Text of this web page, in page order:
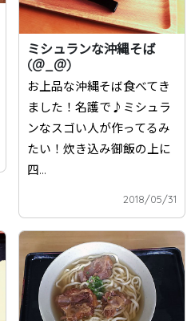
ミシュランな沖縄そば
(@_@)
お上品な沖縄そば食べてき
ました！名護で♪ミシュラ
ンなスゴい人が作ってるみ
たい！炊き込み御飯の上に
四...
2018/05/31